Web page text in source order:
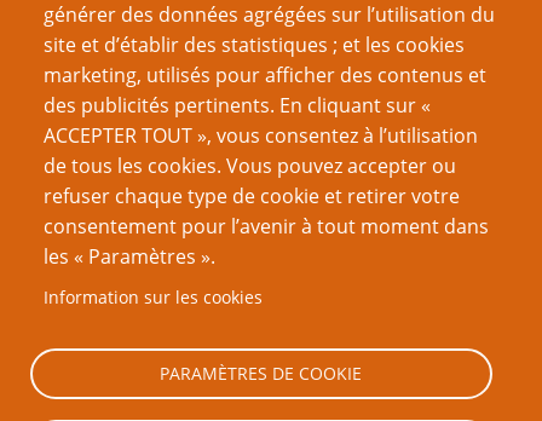
générer des données agrégées sur l’utilisation du
site et d’établir des statistiques ; et les cookies
marketing, utilisés pour afficher des contenus et
des publicités pertinents. En cliquant sur «
ACCEPTER TOUT », vous consentez à l’utilisation
de tous les cookies. Vous pouvez accepter ou
refuser chaque type de cookie et retirer votre
consentement pour l’avenir à tout moment dans
les « Paramètres ».
Information sur les cookies
PARAMÈTRES DE COOKIE
Nom d'utilisateur
Mot de passe
Réinitialiser votre mot de passe